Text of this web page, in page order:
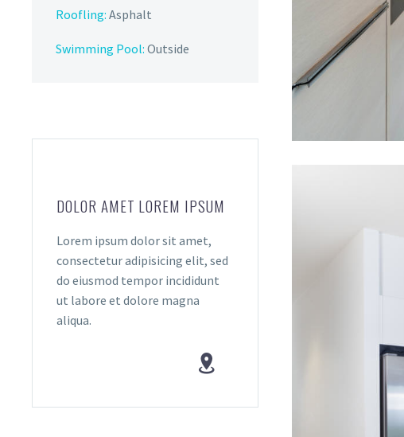
Roofling: Asphalt
Swimming Pool: Outside
DOLOR AMET LOREM IPSUM
Lorem ipsum dolor sit amet,
consectetur adipisicing elit, sed
do eiusmod tempor incididunt
ut labore et dolore magna
aliqua.

